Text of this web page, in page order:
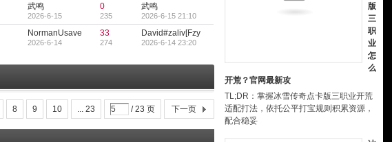
武鸣
2026-6-15
0
235
武鸣
2026-6-15 21:10
NormanUsave
2026-6-14
33
274
David#zaliv[Fzy
2026-6-14 23:20
8 9 10 ... 23 / 23 页 下一页
版
三
职
业
怎
么
开荒？官网最新攻
TL;DR：掌握冰雪传奇点卡版三职业开荒
适配打法，依托公平打宝规则积累资源，
配合稳妥